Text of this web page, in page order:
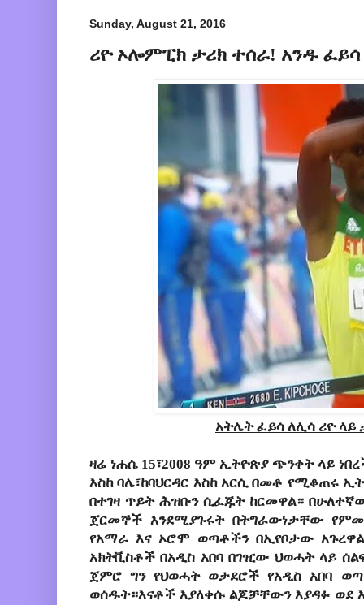
Sunday, August 21, 2016
ሪዮ ኦሎምፒክ ታሪክ ተሰራ! አንዱ
አትሌት ፈይሳ ለሊሳ ሪዮ ላይ
ዛሬ ነሐሴ 15፣2008 ዓም ኢትዮጵያ ጭንቀት ላይ
እስከ ባሌ፣ከባህርዳር እስከ አርሲ በመቶ የሚቆጠሩ
በተገዛ ጥይት ሕዝቡን ሲፈጁት ከርመዋል።
ጀርመኞች እንደሚያጉሩት በትግራውነታቸው
የአማራ እና ኦሮሞ ወጣቶችን በኢየቦታው
አክትቪስቶች በአዲስ አበባ በገዢው ህወሓት ላይ
ጀምሮ ግን የህወሓት ወታደሮች የአዲስ አበባ
ወሰዱት።እናቶች እያለቀሱ ልጆቻቸውን እያዳፉ